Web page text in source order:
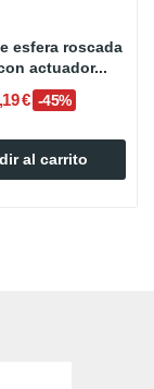
esfera roscada
actuador...
€ -45%
al carrito